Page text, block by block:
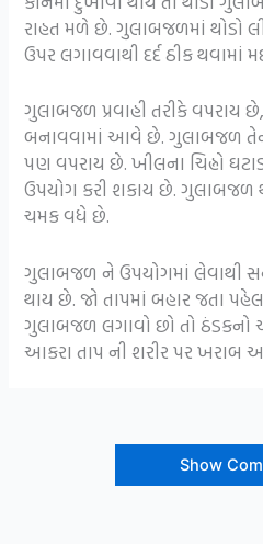
રાહત મળે છે. ગુલાબજળમાં થોડો
ઉપર લગાવવાથી દર્દ ઠીક થવામાં
ગુલાબજળ પ્રવાહી તરીકે વપરાય
બનાવવામાં આવે છે. ગુલાબજળ
પણ વપરાય છે. ખીલના ચિહ્નો
ઉપયોગ કરી શકાય છે. ગુલાબજળ
ચમક વધે છે.
ગુલાબજળ ને ઉપયોગમાં લેવાથી
થાય છે. જો તાપમાં બહાર જતા
ગુલાબજળ લગાવો છો તો
આકરા તાપ ની શરીર પર ખરાબ
Show